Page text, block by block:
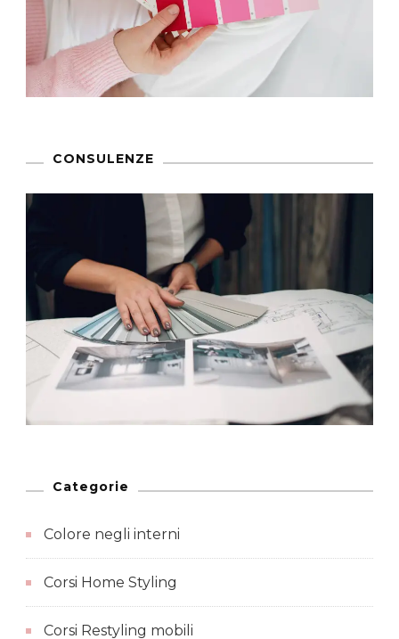
CONSULENZE
Categorie
Colore negli interni
Corsi Home Styling
Corsi Restyling mobili